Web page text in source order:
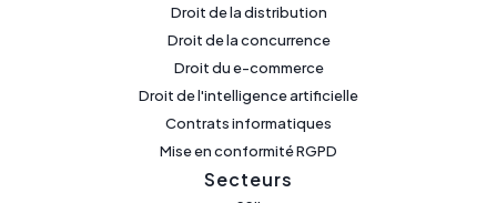
Droit de la distribution
Droit de la concurrence
Droit du e-commerce
Droit de l'intelligence artificielle
Contrats informatiques
Mise en conformité RGPD
Secteurs